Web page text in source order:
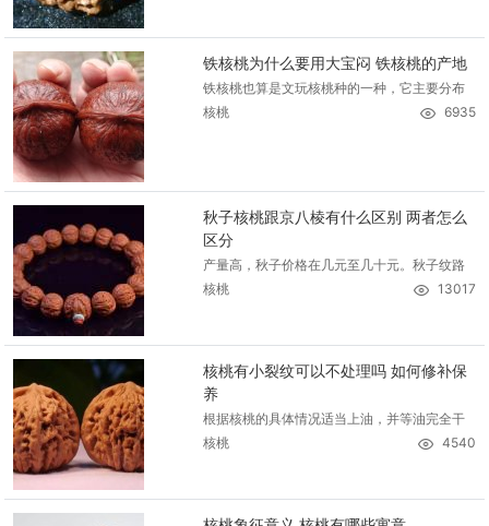
铁核桃为什么要用大宝闷 铁核桃的产地
铁核桃也算是文玩核桃种的一种，它主要分布
核桃
6935
秋子核桃跟京八棱有什么区别 两者怎么
区分
产量高，秋子价格在几元至几十元。秋子纹路
核桃
13017
核桃有小裂纹可以不处理吗 如何修补保
养
根据核桃的具体情况适当上油，并等油完全干
核桃
4540